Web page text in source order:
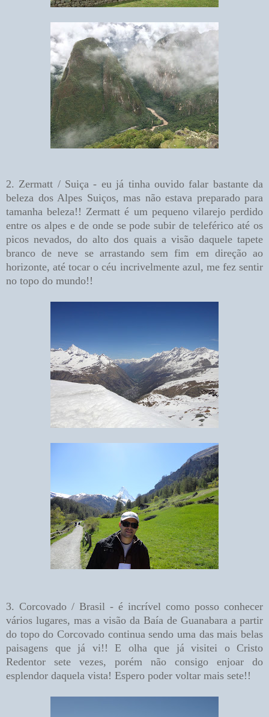
2. Zermatt / Suiça - eu já tinha ouvido falar bastante da
beleza dos Alpes Suiços, mas não estava preparado para
tamanha beleza!! Zermatt é um pequeno vilarejo perdido
entre os alpes e de onde se pode subir de teleférico até os
picos nevados, do alto dos quais a visão daquele tapete
branco de neve se arrastando sem fim em direção ao
horizonte, até tocar o céu incrivelmente azul, me fez sentir
no topo do mundo!!
3. Corcovado / Brasil - é incrível como posso conhecer
vários lugares, mas a visão da Baía de Guanabara a partir
do topo do Corcovado continua sendo uma das mais belas
paisagens que já vi!! E olha que já visitei o Cristo
Redentor sete vezes, porém não consigo enjoar do
esplendor daquela vista! Espero poder voltar mais sete!!